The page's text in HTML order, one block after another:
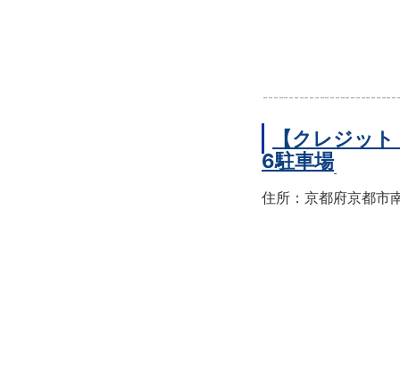
【クレジッ
6駐車場
住所：京都府京都市